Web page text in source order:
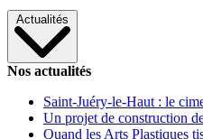
Actualités
Nos actualités
Saint-Juéry-le-Haut : le
Un projet de construction
Quand les Arts Plastiques